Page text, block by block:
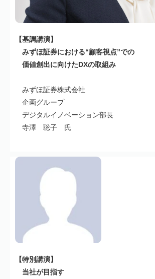
【基調講演】
みずほ証券における“顧客視点”での
価値創出に向けたDXの取組み
みずほ証券株式会社
企画グループ
デジタルイノベーション部長
寺澤 聡子 氏
【特別講演】
当社が目指す